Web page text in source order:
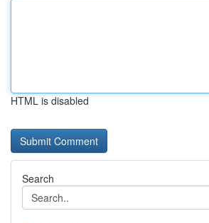
HTML is disabled
Search